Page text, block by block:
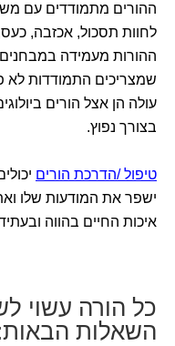
ההורים מתמודדים עם
לחוות תסכול, אכזבה,
ההורות מעמידה במבחנים
שמצריכים התמודדות לא
עולה הן אצל הורים
בצורך נפוץ.
טיפול /הדרכת הורים
ישפר את המודעות שלו
איכות החיים בהווה
כל הורה עשוי
השאלות